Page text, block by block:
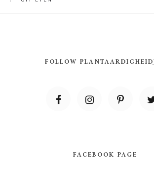
FOLLOW
FACEBOOK PAGE